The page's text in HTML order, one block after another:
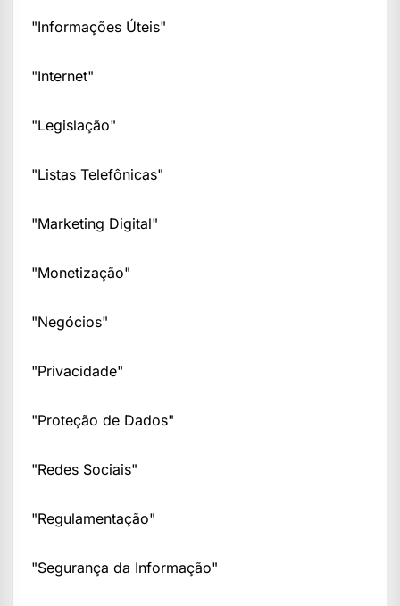
"Informações Úteis"
"Internet"
"Legislação"
"Listas Telefônicas"
"Marketing Digital"
"Monetização"
"Negócios"
"Privacidade"
"Proteção de Dados"
"Redes Sociais"
"Regulamentação"
"Segurança da Informação"